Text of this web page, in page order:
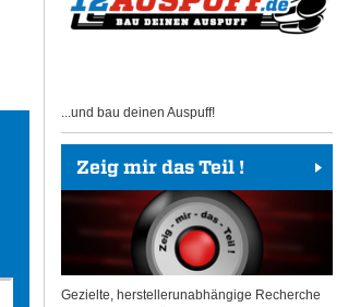
...und bau deinen Auspuff!
Zeig mir das Teil !
Gezielte, herstellerunabhängige Recherche